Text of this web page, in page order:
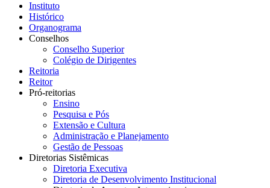
Instituto
Histórico
Organograma
Conselhos
Conselho Superior
Colégio de Dirigentes
Reitoria
Reitor
Pró-reitorias
Ensino
Pesquisa e Pós
Extensão e Cultura
Administração e Planejamento
Gestão de Pessoas
Diretorias Sistêmicas
Diretoria Executiva
Diretoria de Desenvolvimento Institucional